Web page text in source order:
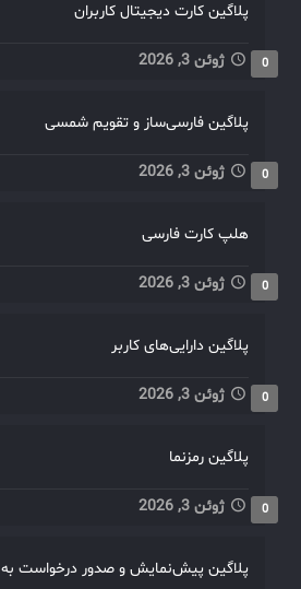
پلاگین کارت دیجیتال کاربران
ژوئن 3, 2026 0
پلاگین فارسی‌ساز و تقویم شمسی
ژوئن 3, 2026 0
هلپ کارت فارسی
ژوئن 3, 2026 0
پلاگین دارایی‌های کاربر
ژوئن 3, 2026 0
پلاگین رمزنما
ژوئن 3, 2026 0
پلاگین پیش‌نمایش و صدور درخواست به PDF